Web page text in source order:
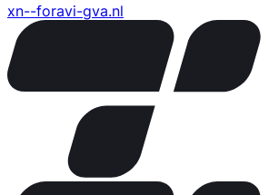
xn--foravi-gva.nl